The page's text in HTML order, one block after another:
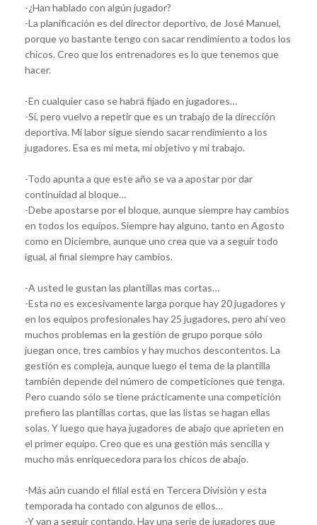
-¿Han hablado con algún jugador?
-La planificación es del director deportivo, de José Manuel,
porque yo bastante tengo con sacar rendimiento a todos los
chicos. Creo que los entrenadores es lo que tenemos que
hacer.
-En cualquier caso se habrá fijado en jugadores…
-Sí, pero vuelvo a repetir que es un trabajo de la dirección
deportiva. Mi labor sigue siendo sacar rendimiento a los
jugadores. Esa es mi meta, mi objetivo y mi trabajo.
-Todo apunta a que este año se va a apostar por dar
continuidad al bloque…
-Debe apostarse por el bloque, aunque siempre hay cambios
en todos los equipos. Siempre hay alguno, tanto en Agosto
como en Diciembre, aunque uno crea que va a seguir todo
igual, al final siempre hay cambios.
-A usted le gustan las plantillas mas cortas…
-Esta no es excesivamente larga porque hay 20 jugadores y
en los equipos profesionales hay 25 jugadores, pero ahí veo
muchos problemas en la gestión de grupo porque sólo
juegan once, tres cambios y hay muchos descontentos. La
gestión es compleja, aunque luego el tema de la plantilla
también depende del número de competiciones que tenga.
Pero cuando sólo se tiene prácticamente una competición
prefiero las plantillas cortas, que las listas se hagan ellas
solas. Y luego que haya jugadores de abajo que aprieten en
el primer equipo. Creo que es una gestión más sencilla y
mucho más enriquecedora para los chicos de abajo.
-Más aún cuando el filial está en Tercera División y esta
temporada ha contado con algunos de ellos…
-Y van a seguir contando. Hay una serie de jugadores que